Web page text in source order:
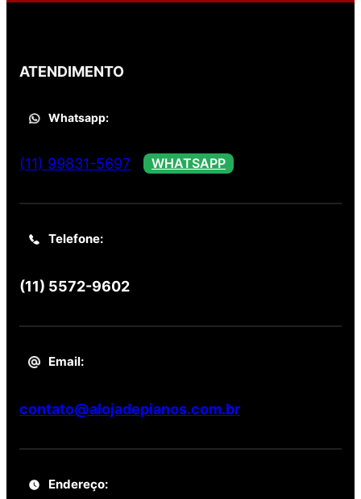
ATENDIMENTO
Whatsapp:
(11) 99831-5697 WHATSAPP
Telefone:
(11) 5572-9602
Email:
contato@alojadepianos.com.br
Endereço: